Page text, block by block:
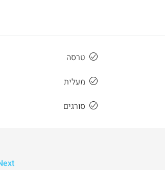
טרסה
מעלית
סורגים